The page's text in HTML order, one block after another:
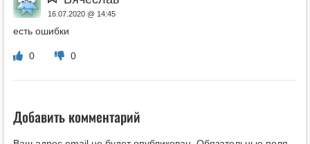
16.07.2020 @ 14:45
есть ошибки
0 0
Добавить комментарий